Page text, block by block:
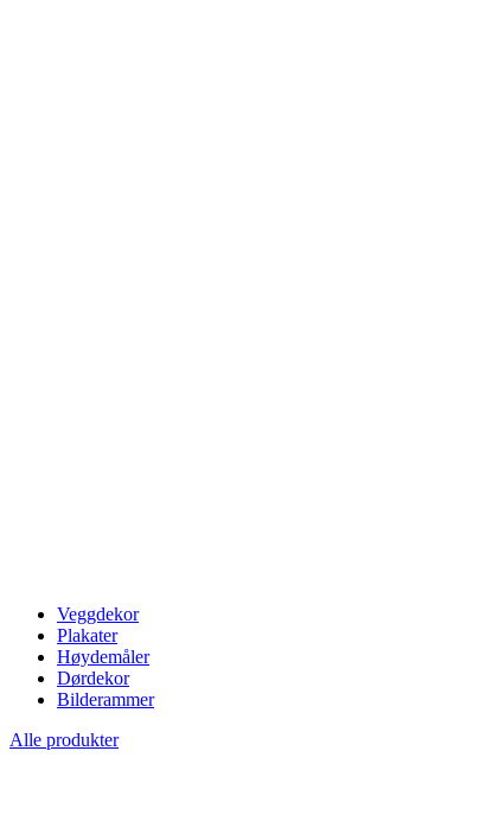
Veggdekor
Plakater
Høydemåler
Dørdekor
Bilderammer
Alle produkter